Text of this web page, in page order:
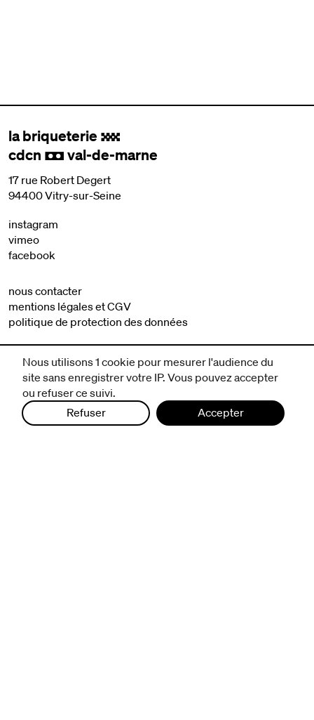
la briqueterie .
cdcn , val-de-marne
17 rue Robert Degert
94400 Vitry-sur-Seine
instagram
vimeo
facebook
nous contacter
mentions légales et CGV
politique de protection des données
Nous utilisons 1 cookie pour mesurer l'audience du
site sans enregistrer votre IP. Vous pouvez accepter
ou refuser ce suivi.
Refuser
Accepter